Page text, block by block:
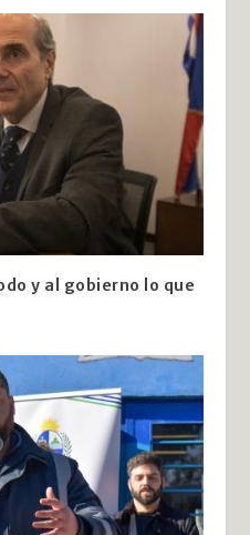
y al gobierno lo que